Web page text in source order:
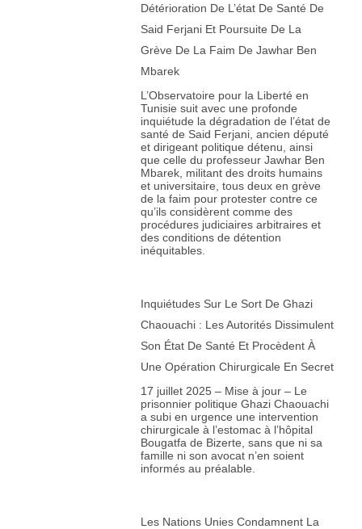
Détérioration De L’état De Santé De
Said Ferjani Et Poursuite De La
Grève De La Faim De Jawhar Ben
Mbarek
L’Observatoire pour la Liberté en
Tunisie suit avec une profonde
inquiétude la dégradation de l’état de
santé de Said Ferjani, ancien député
et dirigeant politique détenu, ainsi
que celle du professeur Jawhar Ben
Mbarek, militant des droits humains
et universitaire, tous deux en grève
de la faim pour protester contre ce
qu’ils considèrent comme des
procédures judiciaires arbitraires et
des conditions de détention
inéquitables.
Inquiétudes Sur Le Sort De Ghazi
Chaouachi : Les Autorités Dissimulent
Son État De Santé Et Procèdent À
Une Opération Chirurgicale En Secret
17 juillet 2025 – Mise à jour – Le
prisonnier politique Ghazi Chaouachi
a subi en urgence une intervention
chirurgicale à l’estomac à l’hôpital
Bougatfa de Bizerte, sans que ni sa
famille ni son avocat n’en soient
informés au préalable.
Les Nations Unies Condamnent La